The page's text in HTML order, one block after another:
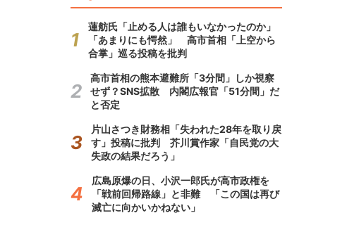
蓮舫氏「止める人は誰もいなかったのか」
「あまりにも愕然」 高市首相「上空から
合掌」巡る投稿を批判
高市首相の熊本避難所「3分間」しか視察
せず？SNS拡散 内閣広報官「51分間」だ
と否定
片山さつき財務相「失われた28年を取り戻
す」投稿に批判 芥川賞作家「自民党の大
失政の結果だろう」
広島原爆の日、小沢一郎氏が高市政権を
「戦前回帰路線」と非難 「この国は再び
滅亡に向かいかねない」